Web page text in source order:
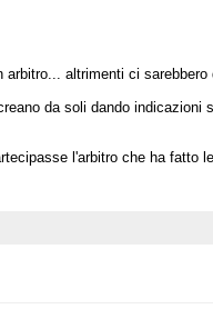
altrimenti ci sarebbero
da soli dando indicazioni
l'arbitro che ha fatto